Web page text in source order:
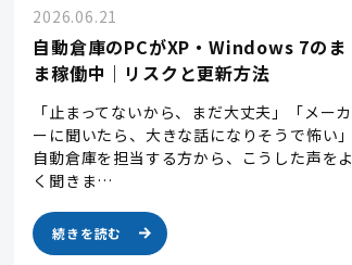
2026.06.21
自動倉庫のPCがXP・Windows 7のま
ま稼働中｜リスクと更新方法
「止まってないから、まだ大丈夫」「メーカ
ーに聞いたら、大きな話になりそうで怖い」
自動倉庫を担当する方から、こうした声をよ
く聞きま…
続きを読む